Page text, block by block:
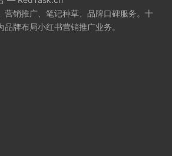
营销推广、笔记种草、品牌口碑服务。十
牌布局小红书营销推广业务。